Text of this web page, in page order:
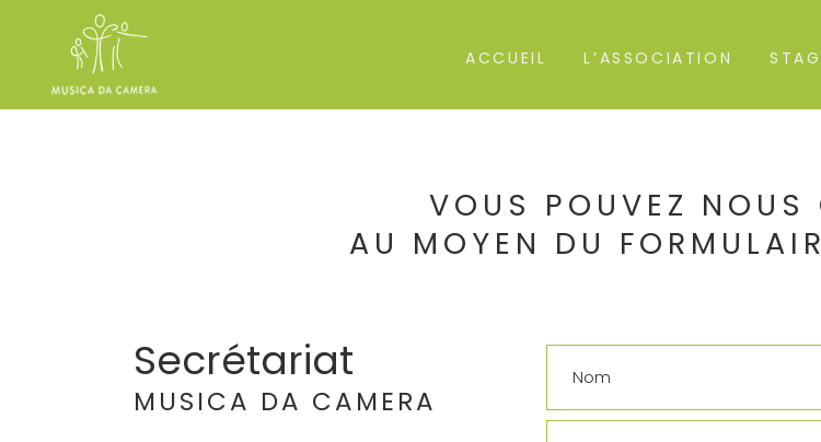
ACCUEIL L’ASSOCIATION
VOUS POUVEZ NOUS
AU MOYEN DU
Secrétariat
MUSICA DA CAMERA